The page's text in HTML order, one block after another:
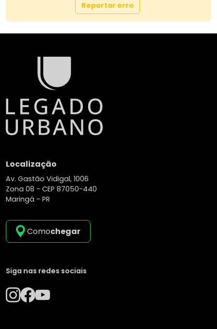
Reportar erro
Localização
Av. Gastão Vidigal, 1006
Zona 08 - CEP 87050-440
Maringá - PR
Comochegar
Siga nas redes sociais